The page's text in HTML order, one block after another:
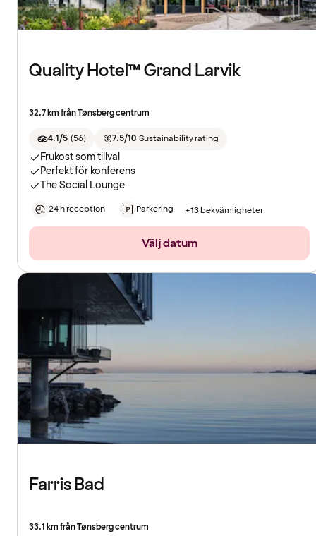
Quality Hotel™ Grand Larvik
32.7 km från Tønsberg centrum
4.1/5 (56) 7.5/10 Sustainability rating
Frukost som tillval
Perfekt för konferens
The Social Lounge
24 h reception Parkering +13 bekvämligheter
Välj datum
Farris Bad
33.1 km från Tønsberg centrum